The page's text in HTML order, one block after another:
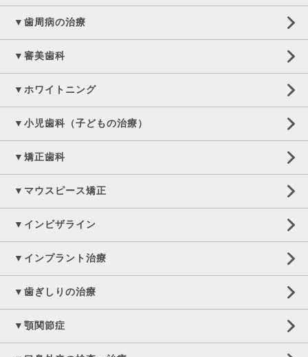
▼歯周病の治療
▼審美歯科
▼ホワイトニング
▼小児歯科（子どもの治療）
▼矯正歯科
▼マウスピース矯正
▼インビザライン
▼インプラント治療
▼歯ぎしりの治療
▼顎関節症